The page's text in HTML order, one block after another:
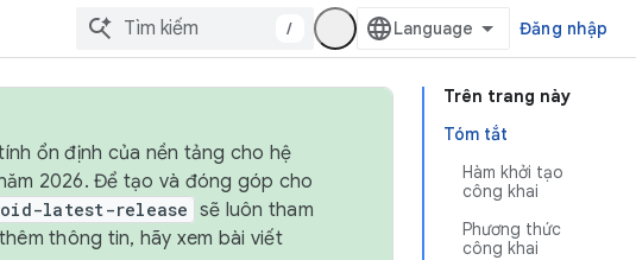
/ Đăng nhập
Trên trang này
Tóm tắt
Hàm khởi tạo
công khai
Phương thức
công khai
ổn định của nền tảng cho hệ
2026. Để tạo và đóng góp cho
latest-release sẽ luôn tham
thông tin, hãy xem bài viết